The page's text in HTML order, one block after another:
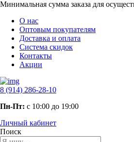
Минимальная сумма заказа для
О нас
Оптовым покупателям
Доставка и оплата
Система скидок
Контакты
Акции
8 (914) 286-28-10
Пн-Пт: с 10:00 до 19:00
Личный кабинет
Поиск